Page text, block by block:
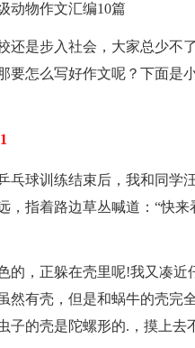
动物作文汇编10篇
还是步入社会，大家总少不
要怎么写好作文呢？下面是
乓球训练结束后，我和同学
，指着路边草丛喊道：“快
的，正躲在壳里呢!我又凑
然有壳，但是和蜗牛的壳完
子的壳是陀螺形的.，摸上